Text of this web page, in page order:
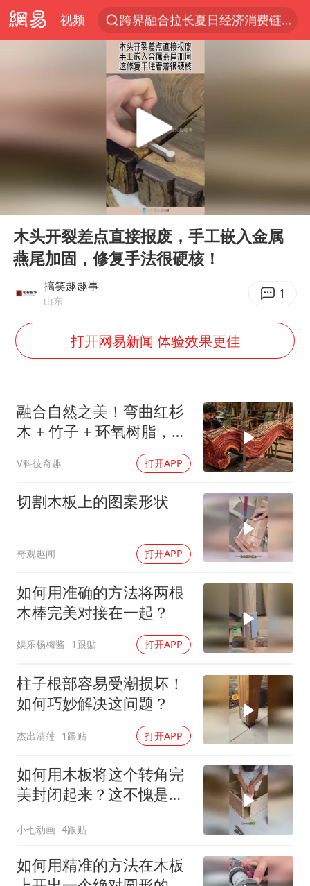
视频
上海轨交全网络地面高架区段限速运行
白海豚逼近浙闽沿海
拜登前列腺癌恶化
上海暴雨红色预警
伯克希尔净买入约200亿美元股票
“伊斯兰版北约”出现
武契奇会见泽连斯基有何意图
上海大部迎大暴雨
台铃电动车仅骑一年就断电趴窝
浙江海域将现5到8米巨浪到狂浪
方桃子代言广告视频已下架
构建更高水平的全民健身公共服务体系
Play
00:00 00:15
木头开裂差点直接报废，手工嵌入金属
燕尾加固，修复手法很硬核！
搞笑趣趣事
山东 1
打开网易新闻 体验效果更佳
融合自然之美！弯曲红杉
木 + 竹子 + 环氧树脂，
DIY自制桌子惊艳全场
V科技奇趣 打开APP
切割木板上的图案形状
奇观趣闻 打开APP
如何用准确的方法将两根
木棒完美对接在一起？
娱乐杨梅酱 1跟贴 打开APP
柱子根部容易受潮损坏！
如何巧妙解决这问题？
杰出清莲 1跟贴 打开APP
如何用木板将这个转角完
美封闭起来？这不愧是老
小七动画 4跟贴
如何用精准的方法在木板